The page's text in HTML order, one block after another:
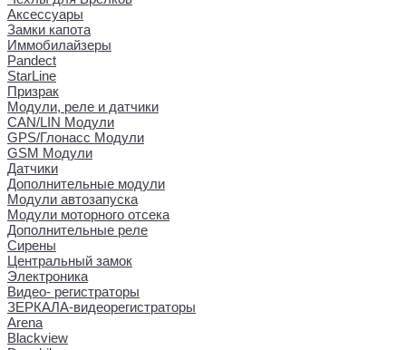
Аксессуары
Замки капота
Иммобилайзеры
Pandect
StarLine
Призрак
Модули, реле и датчики
CAN/LIN Модули
GPS/Глонасс Модули
GSM Модули
Датчики
Дополнительные модули
Модули автозапуска
Модули моторного отсека
Дополнительные реле
Сирены
Центральный замок
Электроника
Видео- регистраторы
ЗЕРКАЛА-видеорегистраторы
Arena
Blackview